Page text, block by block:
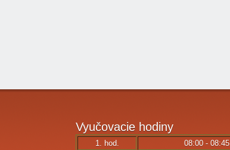
Vyučovacie hodiny
1. hod.
08:00 - 08:45